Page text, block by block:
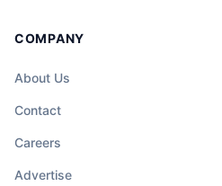
COMPANY
About Us
Contact
Careers
Advertise